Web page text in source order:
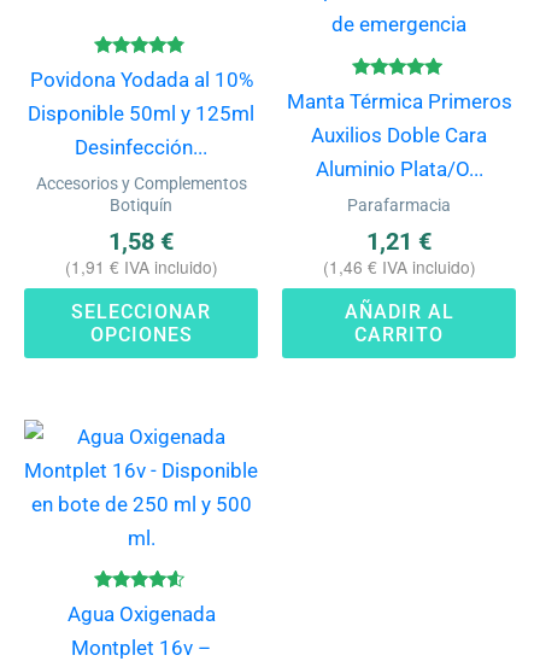
Valorado
con
4.67
de 5
Povidona Yodada al 10%
Disponible 50ml y 125ml
Desinfección...
Accesorios y Complementos
Botiquín
1,58 €
(1,91 € IVA incluido)
SELECCIONAR
OPCIONES
pueden
de
Valorado
con
4.80
de 5
Manta Térmica Primeros
Auxilios Doble Cara
Aluminio Plata/O...
Parafarmacia
1,21 €
(1,46 € IVA incluido)
AÑADIR AL
CARRITO
Valorado
con
4.40
de 5
Agua Oxigenada
Montplet 16v –
producto